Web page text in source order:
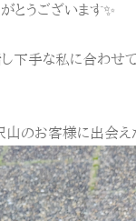
とうございます✨
下手な私に合わせ
山のお客様に出会